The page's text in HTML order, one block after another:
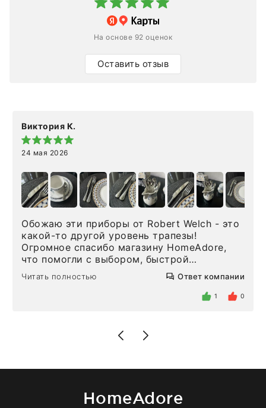
На основе 92 оценок
Оставить отзыв
Виктория К.
24 мая 2026
Обожаю эти приборы от Robert Welch - это
какой-то другой уровень трапезы!
Огромное спасибо магазину HomeAdore,
что помогли с выбором, быстрой
доставкой и высоким сервисом. Один раз
была здесь лично, забирала чайные ложки,
внутри очень много антикварной посуды,
Позже заказывала остальные приборы -
доставили сдэком на следующий день к
отвечает очень быстро. Взаимодействием
Читать полностью Ответ компании
1 0
HomeAdore